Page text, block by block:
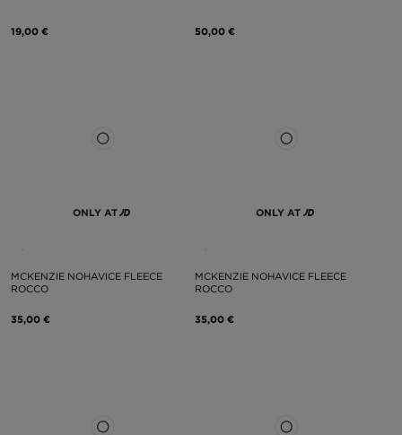
19,00 € 50,00 €
ONLY AT
MCKENZIE NOHAVICE FLEECE
ROCCO
35,00 €
ONLY AT
MCKENZIE NOHAVICE FLEECE
ROCCO
35,00 €